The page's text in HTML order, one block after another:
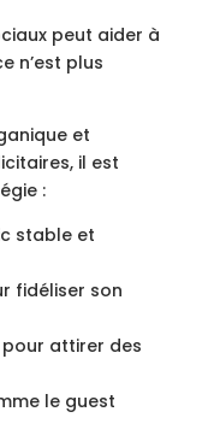
peut aider à
n’est plus
et
il est
:
stable et
fidéliser son
attirer des
le guest